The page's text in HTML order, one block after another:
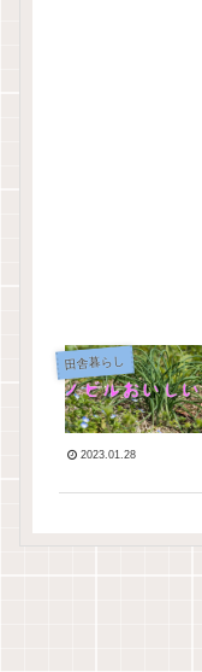
田舎暮らし
2023.01.28